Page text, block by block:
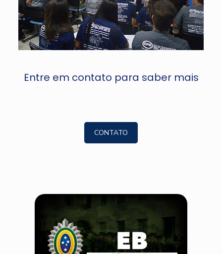
Entre em contato para saber mais
CONTATO